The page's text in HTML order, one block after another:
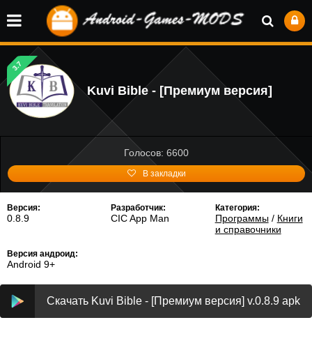
3.7
Kuvi Bible - [Премиум версия]
Голосов: 6600
В закладки
Версия:
0.8.9
Разработчик:
CIC App Man
Категория:
Программы/ Книги
и справочники
Версия андроид:
Android 9+
Скачать Kuvi Bible - [Премиум версия] v.0.8.9 apk